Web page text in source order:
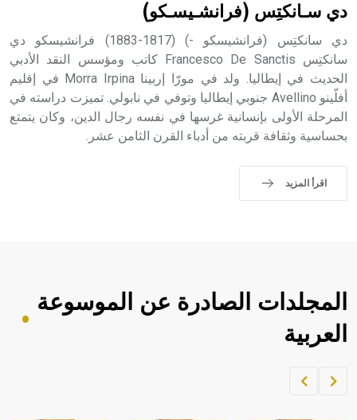
دي سـانكتِس (فرانشـيسـكو)
دي سانكتِس (فرانشيسكو -) (1817-1883) فرانشيسكو دي
سانكتِس Francesco De Sanctis كاتب ومؤسس النقد الأدبي
الحديث في إيطاليا. ولد في مورّا إربينا Morra Irpina في إقليم
أفلّينو Avellino جنوبي إيطاليا وتوفي في نابولي. تميزت دراسته في
المرحلة الأولى بإنسانية غرسها في نفسه رجال الدين، وكان يتمتع
بحساسية وثقافة قربته من أدباء القرن الثامن عشر.
اقرأ المزيد
المجلدات الصادرة عن الموسوعة
العربية